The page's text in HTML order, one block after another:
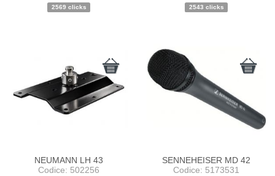
2569 clicks 2543 clicks
NEUMANN LH 43
Codice: 502256
SENNEHEISER MD 42
Codice: 5173531